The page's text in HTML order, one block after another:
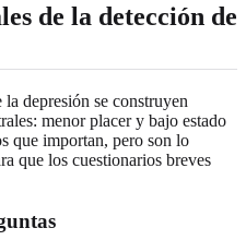
de la detección de
depresión se construyen
menor placer y bajo estado
que importan, pero son lo
que los cuestionarios breves